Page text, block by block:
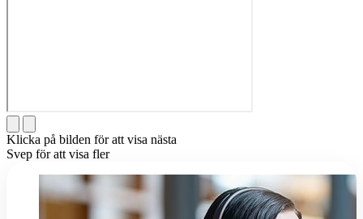
Klicka på bilden för att visa nästa
Svep för att visa fler